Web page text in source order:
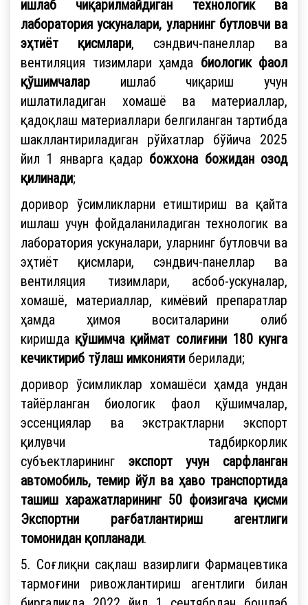
ишлаб чиқарилмайдиган технологик ва
лаборатория ускуналари, уларнинг бутловчи ва
эҳтиёт қисмлари, сэндвич-панеллар ва
вентиляция тизимлари ҳамда биологик фаол
қўшимчалар ишлаб чиқариш учун
ишлатиладиган хомашё ва материаллар,
қадоқлаш материаллари белгиланган тартибда
шакллантириладиган рўйхатлар бўйича 2025
йил 1 январга қадар божхона божидан озод
қилинади;
доривор ўсимликларни етиштириш ва қайта
ишлаш учун фойдаланиладиган технологик ва
лаборатория ускуналари, уларнинг бутловчи ва
эҳтиёт қисмлари, сэндвич-панеллар ва
вентиляция тизимлари, асбоб-ускуналар,
хомашё, материаллар, кимёвий препаратлар
ҳамда ҳимоя воситаларини олиб
киришда қўшимча қиймат солиғини 180 кунга
кечиктириб тўлаш имконияти берилади;
доривор ўсимликлар хомашёси ҳамда ундан
тайёрланган биологик фаол қўшимчалар,
эссенциялар ва экстрактларни экспорт
қилувчи тадбиркорлик
субъектларининг экспорт учун сарфланган
автомобиль, темир йўл ва ҳаво транспортида
ташиш харажатларининг 50 фоизигача қисми
Экспортни рағбатлантириш агентлиги
томонидан қопланади.
5. Соғлиқни сақлаш вазирлиги Фармацевтика
тармоғини ривожлантириш агентлиги билан